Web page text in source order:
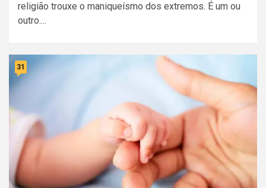
religião trouxe o maniqueísmo dos extremos. É um ou
outro....
31